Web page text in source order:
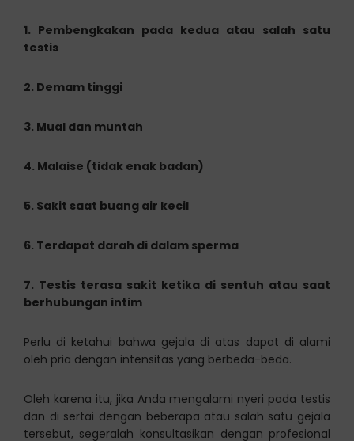
1. Pembengkakan pada kedua atau salah satu
testis
2. Demam tinggi
3. Mual dan muntah
4. Malaise (tidak enak badan)
5. Sakit saat buang air kecil
6. Terdapat darah di dalam sperma
7. Testis terasa sakit ketika di sentuh atau saat
berhubungan intim
Perlu di ketahui bahwa gejala di atas dapat di alami
oleh pria dengan intensitas yang berbeda-beda.
Oleh karena itu, jika Anda mengalami nyeri pada testis
dan di sertai dengan beberapa atau salah satu gejala
tersebut, segeralah konsultasikan dengan profesional